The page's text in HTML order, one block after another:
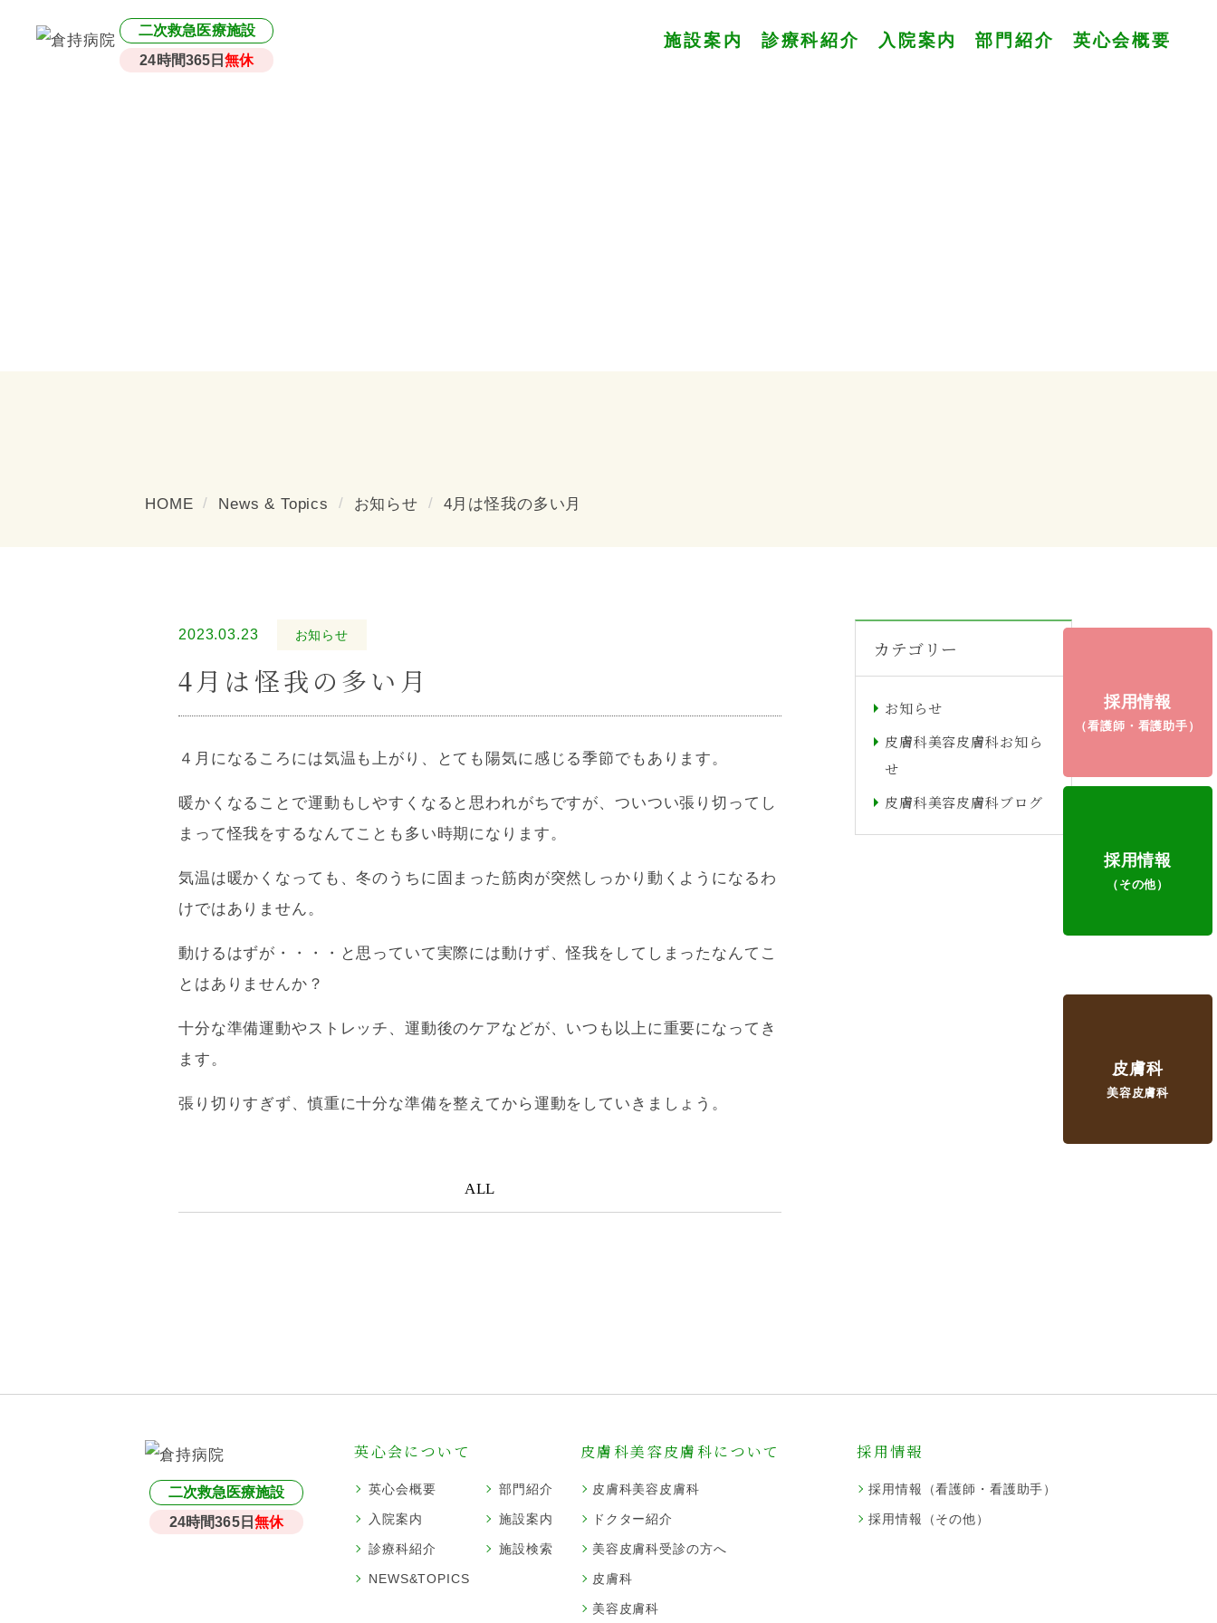
二次救急医療施設
24時間365日無休
施設案内 診療科紹介 入院案内 部門紹介 英心会概要
採用情報
（看護師・看護助手）
採用情報
（その他）
皮膚科
美容皮膚科
HOME News & Topics お知らせ 4月は怪我の多い月
2023.03.23 お知らせ
4月は怪我の多い月
４月になるころには気温も上がり、とても陽気に感じる季節でもあります。
暖かくなることで運動もしやすくなると思われがちですが、ついつい張り切ってし
まって怪我をするなんてことも多い時期になります。
気温は暖かくなっても、冬のうちに固まった筋肉が突然しっかり動くようになるわ
けではありません。
動けるはずが・・・・と思っていて実際には動けず、怪我をしてしまったなんてこ
とはありませんか？
十分な準備運動やストレッチ、運動後のケアなどが、いつも以上に重要になってき
ます。
張り切りすぎず、慎重に十分な準備を整えてから運動をしていきましょう。
ALL
カテゴリー
お知らせ
皮膚科美容皮膚科お知ら
せ
皮膚科美容皮膚科ブログ
二次救急医療施設
24時間365日 無休
英心会について
英心会概要 部門紹介
入院案内 施設案内
診療科紹介 施設検索
NEWS&TOPICS
皮膚科美容皮膚科について
皮膚科美容皮膚科
ドクター紹介
美容皮膚科受診の方へ
皮膚科
美容皮膚科
採用情報
採用情報（看護師・看護助手）
採用情報（その他）